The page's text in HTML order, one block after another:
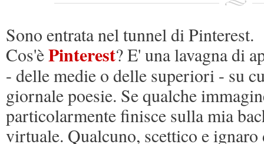
Sono entrata nel tunnel di Pinterest.
Cos'èPinterest? E' una lavagna di
- delle medie o delle superiori - su
giornale poesie. Se qualche
particolarmente finisce sulla mia
virtuale. Qualcuno, scettico e